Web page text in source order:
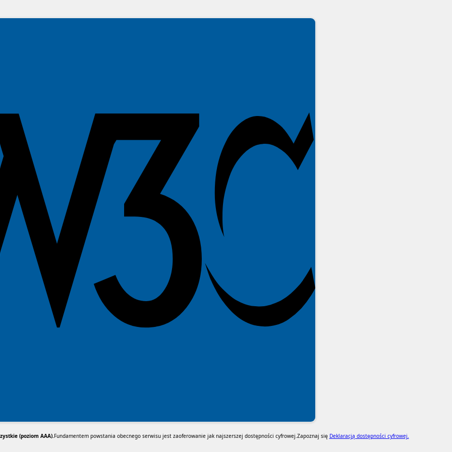
(poziom AAA).Fundamentem powstania obecnego serwisu jest zaoferowanie jak najszerszej dostępności cyfrowej.Zapoznaj się Deklaracją dostępności cyfrowej.